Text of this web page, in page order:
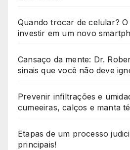
Quando trocar de celular?
investir em um novo
Cansaço da mente: Dr.
sinais que você não deve
Prevenir infiltrações e
cumeeiras, calços e manta
Etapas de um processo
principais!